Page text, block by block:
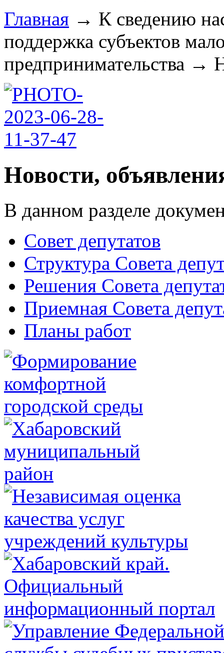
Главная → К сведению
поддержка субъектов
предпринимательства →
Новости,
В данном разделе
Совет депутатов
Структура Совета
Решения Совета
Приемная Совета
Планы работ